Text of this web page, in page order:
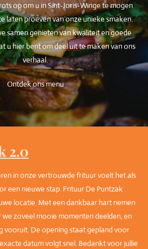
op om u in Sint-Joris-Winge te mogen
laten proeven van onze unieke smaken.
samen genieten van kwaliteit en goede
u hier bent om deel uit te maken van ons
verhaal.
Ontdek ons menu
2.0
in onze vertrouwde frituur voelt het als
een nieuwe stap. Frituur De Puntzak
locatie. Met een dankbaar hart nemen
we zoveel mooie momenten deelden, en
vooruit. De opening staat gepland voor
datum volgt snel. Bedankt voor jullie